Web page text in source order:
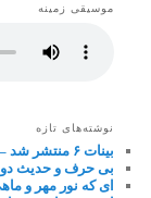
موسیقی زمینه
نوشته‌های تازه
بینات ۶ منتشر شد – پس زمینه حدیثی ویندوز
بی حرف و حدیث
ای که نور مهر و